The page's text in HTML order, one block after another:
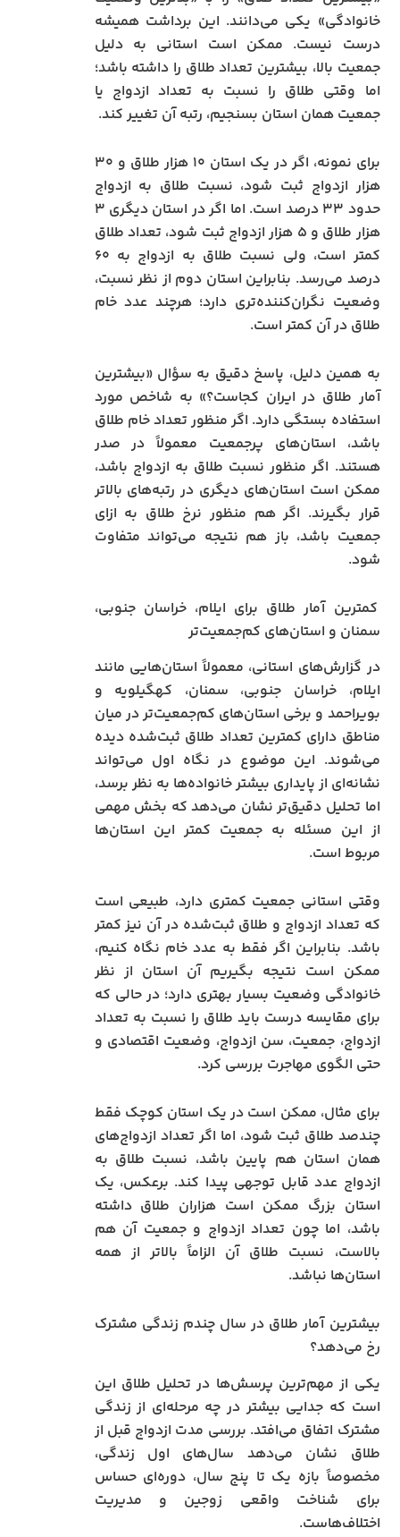
خانوادگی» یکی می‌دانند. این برداشت همیشه
درست نیست. ممکن است استانی به دلیل
جمعیت بالا، بیشترین تعداد طلاق را داشته باشد؛
اما وقتی طلاق را نسبت به تعداد ازدواج یا
جمعیت همان استان بسنجیم، رتبه آن تغییر کند.
برای نمونه، اگر در یک استان ۱۰ هزار طلاق و ۳۰
هزار ازدواج ثبت شود، نسبت طلاق به ازدواج
حدود ۳۳ درصد است. اما اگر در استان دیگری ۳
هزار طلاق و ۵ هزار ازدواج ثبت شود، تعداد طلاق
کمتر است، ولی نسبت طلاق به ازدواج به ۶۰
درصد می‌رسد. بنابراین استان دوم از نظر نسبت،
وضعیت نگران‌کننده‌تری دارد؛ هرچند عدد خام
طلاق در آن کمتر است.
به همین دلیل، پاسخ دقیق به سؤال «بیشترین
آمار طلاق در ایران کجاست؟» به شاخص مورد
استفاده بستگی دارد. اگر منظور تعداد خام طلاق
باشد، استان‌های پرجمعیت معمولاً در صدر
هستند. اگر منظور نسبت طلاق به ازدواج باشد،
ممکن است استان‌های دیگری در رتبه‌های بالاتر
قرار بگیرند. اگر هم منظور نرخ طلاق به ازای
جمعیت باشد، باز هم نتیجه می‌تواند متفاوت
شود.
کمترین آمار طلاق برای ایلام، خراسان جنوبی،
سمنان و استان‌های کم‌جمعیت‌تر
در گزارش‌های استانی، معمولاً استان‌هایی مانند
ایلام، خراسان جنوبی، سمنان، کهگیلویه و
بویراحمد و برخی استان‌های کم‌جمعیت‌تر در میان
مناطق دارای کمترین تعداد طلاق ثبت‌شده دیده
می‌شوند. این موضوع در نگاه اول می‌تواند
نشانه‌ای از پایداری بیشتر خانواده‌ها به نظر برسد،
اما تحلیل دقیق‌تر نشان می‌دهد که بخش مهمی
از این مسئله به جمعیت کمتر این استان‌ها
مربوط است.
وقتی استانی جمعیت کمتری دارد، طبیعی است
که تعداد ازدواج و طلاق ثبت‌شده در آن نیز کمتر
باشد. بنابراین اگر فقط به عدد خام نگاه کنیم،
ممکن است نتیجه بگیریم آن استان از نظر
خانوادگی وضعیت بسیار بهتری دارد؛ در حالی که
برای مقایسه درست باید طلاق را نسبت به تعداد
ازدواج، جمعیت، سن ازدواج، وضعیت اقتصادی و
حتی الگوی مهاجرت بررسی کرد.
برای مثال، ممکن است در یک استان کوچک فقط
چندصد طلاق ثبت شود، اما اگر تعداد ازدواج‌های
همان استان هم پایین باشد، نسبت طلاق به
ازدواج عدد قابل توجهی پیدا کند. برعکس، یک
استان بزرگ ممکن است هزاران طلاق داشته
باشد، اما چون تعداد ازدواج و جمعیت آن هم
بالاست، نسبت طلاق آن الزاماً بالاتر از همه
استان‌ها نباشد.
بیشترین آمار طلاق در سال چندم زندگی مشترک
رخ می‌دهد؟
یکی از مهم‌ترین پرسش‌ها در تحلیل طلاق این
است که جدایی بیشتر در چه مرحله‌ای از زندگی
مشترک اتفاق می‌افتد. بررسی مدت ازدواج قبل از
طلاق نشان می‌دهد سال‌های اول زندگی،
مخصوصاً بازه یک تا پنج سال، دوره‌ای حساس
برای شناخت واقعی زوجین و مدیریت
اختلاف‌هاست.